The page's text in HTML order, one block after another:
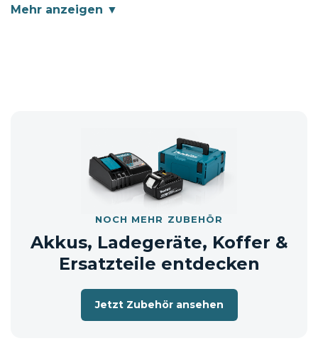
nicht flammenausbreitend
📦 Versandhinweis: Die Lieferung erfolgt
entweder im Originalkarton oder in
einem neutralen Versandkarton.
NOCH MEHR ZUBEHÖR
Akkus, Ladegeräte, Koffer &
Ersatzteile entdecken
Jetzt Zubehör ansehen